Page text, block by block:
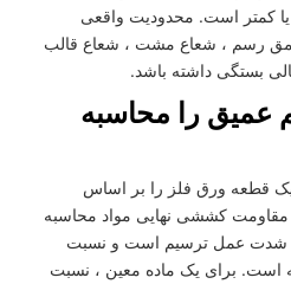
رسم برای یک عمل معمولاً 2 یا کمتر است. محدودیت واقعی
رسم ، شعاع مشت ، شعاع قالب
بستگی داشته باشد.
عمیق را محاسبه
قطعه ورق فلز را بر اساس
کششی نهایی مواد محاسبه
شدت عمل ترسیم است و نسبت
است. برای یک ماده معین ، نسبت